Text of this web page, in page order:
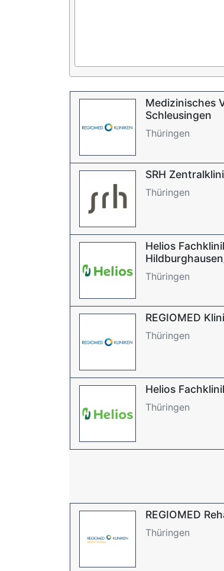
Medizinisches
Schleusingen
Thüringen
SRH
Thüringen
Helios
Thüringen
REGIOMED
Thüringen
Helios
Thüringen
REGIOMED
Thüringen